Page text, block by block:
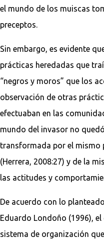
el mundo de los muiscas
preceptos.
Sin embargo, es evidente
prácticas heredadas que
“negros y moros” que los
observación de otras
efectuaban en las
mundo del invasor no
transformada por el mismo
(Herrera, 2008:27) y de la
las actitudes y
De acuerdo con lo
Eduardo Londoño (1996),
sistema de organización